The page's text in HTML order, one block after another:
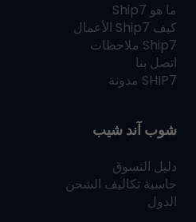
ما هو Ship7
كيف Ship7 الأعمال
Ship7 ملاحظات
اتصل بنا
SHIP7 مدونة
شوب آند شيب
دليل التسوق
حاسبة تكاليف الشحن
الدول